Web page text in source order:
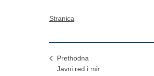
Stranica
Prethodna
Javni red i mir